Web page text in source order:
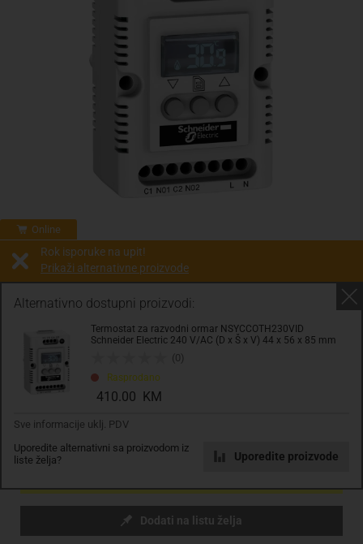
Online
Alternativno dostupni proizvodi:
Termostat za razvodni ormar NSYCCOTH230VID
Schneider Electric 240 V/AC (D x Š x V) 44 x 56 x 85 mm
(0)
Rasprodano
410.00 KM
Sve informacije uklj. PDV
Uporedite alternativni sa proizvodom iz
liste želja?
Uporedite proizvode
Rok isporuke na upit!
Prikaži alternativne proizvode
Prodaja i slanje od: Architektengruppe S71 d.o.o.
Cijena na upit
0.00 KM
sa PDV Troškovi dostave
Dodati na listu želja